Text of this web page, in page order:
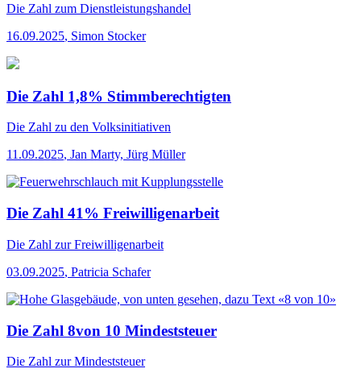
Die Zahl zum Dienstleistungshandel
16.09.2025, Simon Stocker
Die Zahl 1,8% Stimmberechtigten
Die Zahl zu den Volksinitiativen
11.09.2025, Jan Marty, Jürg Müller
Die Zahl 41% Freiwilligenarbeit
Die Zahl zur Freiwilligenarbeit
03.09.2025, Patricia Schafer
Die Zahl 8von 10 Mindeststeuer
Die Zahl zur Mindeststeuer